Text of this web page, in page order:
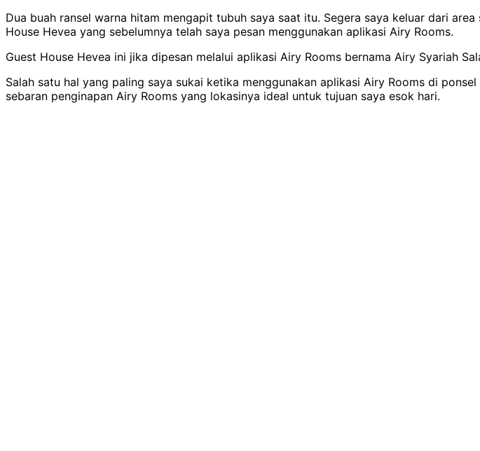
Dua buah ransel warna hitam mengapit tubuh saya saat itu. Segera saya keluar dari
House Hevea yang sebelumnya telah saya pesan menggunakan aplikasi Airy Rooms.
Guest House Hevea ini jika dipesan melalui aplikasi Airy Rooms bernama Airy Syariah
Salah satu hal yang paling saya sukai ketika menggunakan aplikasi Airy Rooms di
sebaran penginapan Airy Rooms yang lokasinya ideal untuk tujuan saya esok hari.